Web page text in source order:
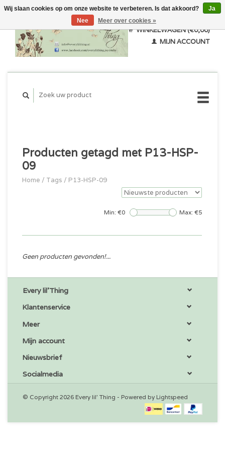
WINKELWAGEN (€0,00)
MIJN ACCOUNT
Producten getagd met P13-HSP-
09
Home / Tags / P13-HSP-09
Min: €0 Max: €5
Geen producten gevonden!...
Every lil'Thing
Klantenservice
Meer
Mijn account
Nieuwsbrief
Socialmedia
© Copyright 2026 Every lil' Thing - Powered by Lightspeed
Wij slaan cookies op om onze website te verbeteren. Is dat akkoord?
Ja
Nee
Meer over cookies »